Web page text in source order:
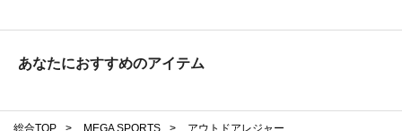
あなたにおすすめのアイテム
総合TOP > MEGA SPORTS >
アウトドアレジャー